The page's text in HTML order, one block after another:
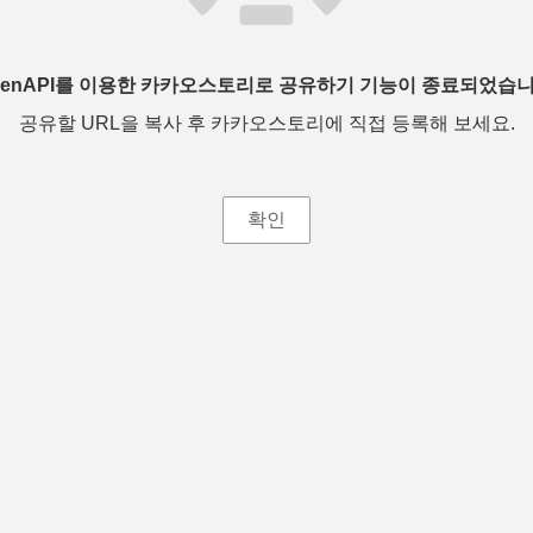
를 이용한 카카오스토리로 공유하기 기능이 종료되었습
공유할 URL을 복사 후 카카오스토리에 직접 등록해 보세요.
확인